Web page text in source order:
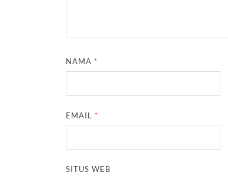
NAMA *
EMAIL *
SITUS WEB